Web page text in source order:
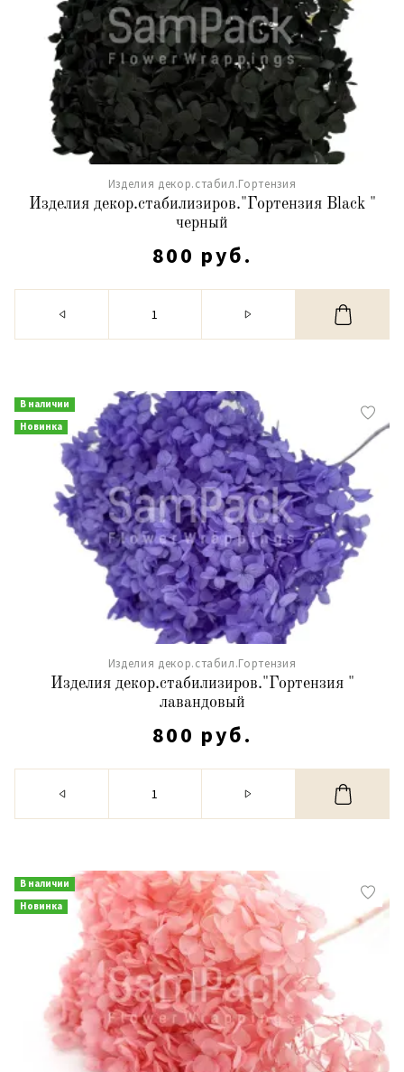
Изделия декор.стабил.Гортензия
Изделия декор.стабилизиров."Гортензия Black "
черный
800 руб.
В наличии
Новинка
Изделия декор.стабил.Гортензия
Изделия декор.стабилизиров."Гортензия "
лавандовый
800 руб.
В наличии
Новинка